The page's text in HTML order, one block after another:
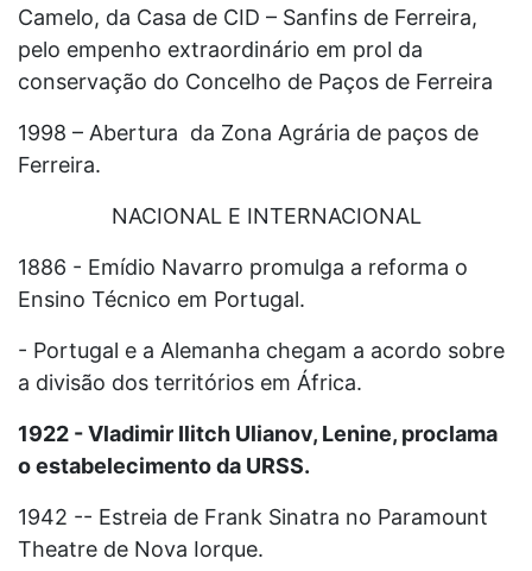
Camelo, da Casa de CID – Sanfins de Ferreira,
pelo empenho extraordinário em prol da
conservação do Concelho de Paços de Ferreira
1998 – Abertura da Zona Agrária de paços de
Ferreira.
NACIONAL E INTERNACIONAL
1886 - Emídio Navarro promulga a reforma o
Ensino Técnico em Portugal.
- Portugal e a Alemanha chegam a acordo sobre
a divisão dos territórios em África.
1922 - Vladimir Ilitch Ulianov, Lenine, proclama
o estabelecimento da URSS.
1942 -- Estreia de Frank Sinatra no Paramount
Theatre de Nova Iorque.